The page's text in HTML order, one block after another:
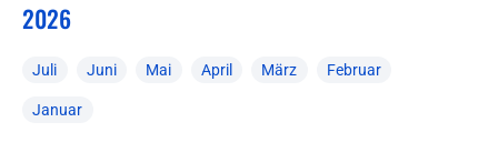
2026
Juli Juni Mai April März Februar
Januar